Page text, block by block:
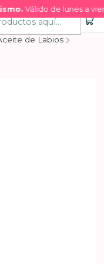
Válido de lunes a
de Labios